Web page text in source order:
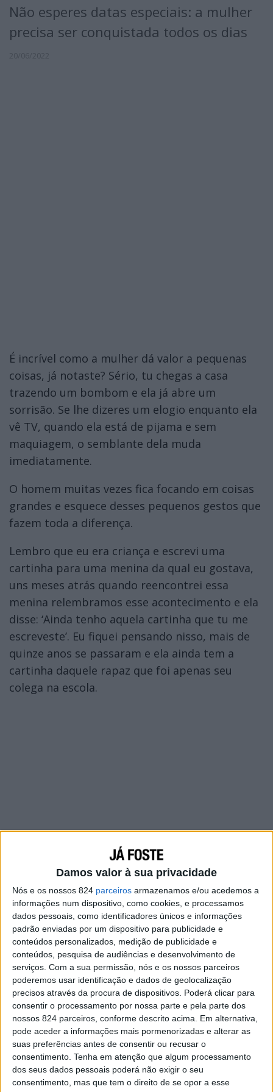
Damos valor à sua privacidade
Nós e os nossos 824 parceiros armazenamos e/ou acedemos a
informações num dispositivo, como cookies, e processamos
dados pessoais, como identificadores únicos e informações
padrão enviadas por um dispositivo para publicidade e
conteúdos personalizados, medição de publicidade e
conteúdos, pesquisa de audiências e desenvolvimento de
serviços. Com a sua permissão, nós e os nossos parceiros
poderemos usar identificação e dados de geolocalização
precisos através da procura de dispositivos. Poderá clicar para
consentir o processamento por nossa parte e pela parte dos
nossos 824 parceiros, conforme descrito acima. Em alternativa,
pode aceder a informações mais pormenorizadas e alterar as
suas preferências antes de consentir ou recusar o
consentimento. Tenha em atenção que algum processamento
dos seus dados pessoais poderá não exigir o seu
consentimento, mas que tem o direito de se opor a esse
Não esperes datas especiais: a mulher
precisa ser conquistada todos os dias
É incrível como a mulher dá valor a pequenas
coisas, já notaste? Sério, tu chegas a casa
trazendo um bombom e ela já abre um
sorrisão. Se lhe dizeres um elogio enquanto ela
vê TV, quando ela está de pijama e sem
maquiagem, o semblante dela muda
imediatamente.
O homem muitas vezes fica focando em coisas
grandes e esquece desses pequenos gestos que
fazem toda a diferença.
Lembro que eu era criança e escrevi uma
cartinha para uma menina da qual eu gostava,
uns meses atrás quando reencontrei essa
menina relembramos esse acontecimento e ela
disse: ‘Ainda tenho aquela cartinha que tu me
escreveste’. Eu fiquei pensando nisso, mais de
quinze anos se passaram e ela ainda tem a
cartinha daquele rapaz que foi apenas seu
colega na escola.
Lembra-te de elogiar a tua menina do
nada.
O homem não consegue pensar igual à mulher,
somos muito diferentes, é por isso que
perdemos a noção do quanto é importante